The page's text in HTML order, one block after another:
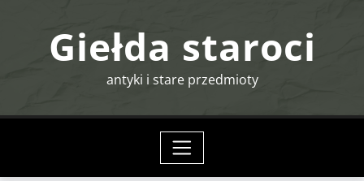
Giełda staroci
antyki i stare przedmioty